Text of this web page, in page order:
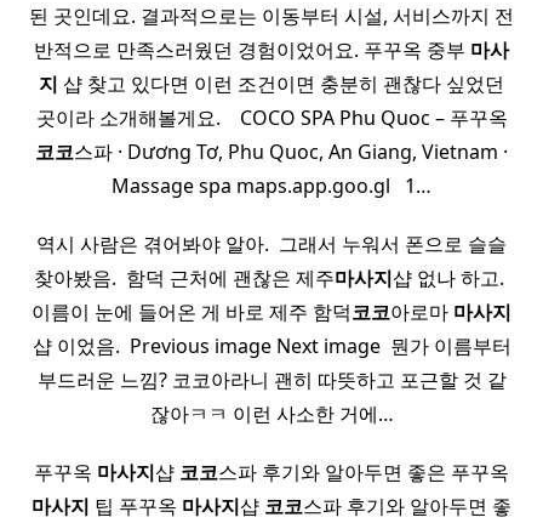
된 곳인데요. 결과적으로는 이동부터 시설, 서비스까지 전
반적으로 만족스러웠던 경험이었어요. 푸꾸옥 중부 마사
지 샵 찾고 있다면 이런 조건이면 충분히 괜찮다 싶었던
곳이라 소개해볼게요. ​ ​ ​ COCO SPA Phu Quoc – 푸꾸옥
코코스파 · Dương Tơ, Phu Quoc, An Giang, Vietnam ·
Massage spa maps.app.goo.gl ​ ​ 1…
역시 사람은 겪어봐야 알아. ​ 그래서 누워서 폰으로 슬슬
찾아봤음. ​ 함덕 근처에 괜찮은 제주마사지샵 없나 하고. ​
이름이 눈에 들어온 게 바로 제주 함덕코코아로마 마사지
샵 이었음. ​ Previous image Next image ​ 뭔가 이름부터
부드러운 느낌? 코코아라니 괜히 따뜻하고 포근할 것 같
잖아ㅋㅋ 이런 사소한 거에…
푸꾸옥 마사지샵 코코스파 후기와 알아두면 좋은 푸꾸옥
마사지 팁 푸꾸옥 마사지샵 코코스파 후기와 알아두면 좋